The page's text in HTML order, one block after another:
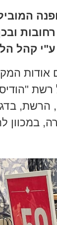
קהל
אודות
הרשת,